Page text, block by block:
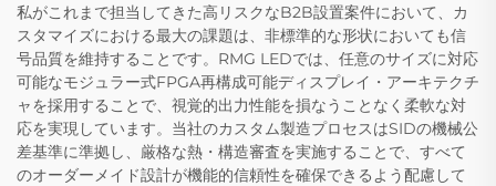
私がこれまで担当してきた高リスクなB2B設置案件において、カ
スタマイズにおける最大の課題は、非標準的な形状においても信
号品質を維持することです。RMG LEDでは、任意のサイズに対応
可能なモジュラー式FPGA再構成可能ディスプレイ・アーキテクチ
ャを採用することで、視覚的出力性能を損なうことなく柔軟な対
応を実現しています。当社のカスタム製造プロセスはSIDの機械公
差基準に準拠し、厳格な熱・構造審査を実施することで、すべて
のオーダーメイド設計が機能的信頼性を確保できるよう配慮して